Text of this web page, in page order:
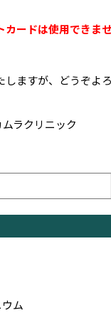
ードは使用できませ
しますが、どうぞよ
ラクリニック
ム